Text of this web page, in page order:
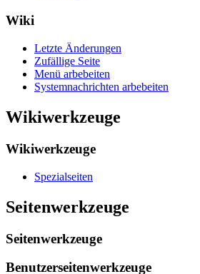
Wiki
Letzte Änderungen
Zufällige Seite
Menü arbebeiten
Systemnachrichten arbebeiten
Wikiwerkzeuge
Wikiwerkzeuge
Spezialseiten
Seitenwerkzeuge
Seitenwerkzeuge
Benutzerseitenwerkzeuge